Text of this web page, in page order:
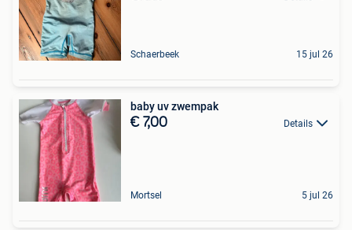
Schaerbeek 15 jul 26
baby uv zwempak
€ 7,00 Details
Mortsel 5 jul 26